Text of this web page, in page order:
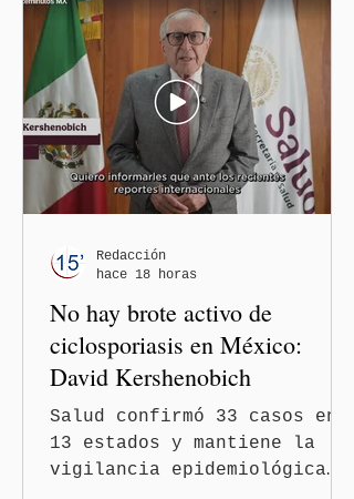
al considerar que los
comentarios que emitieron
en el podcast "DesCasadas"
contra las personas adultas
mayores no pueden
justificarse como una
simple opinión o una broma.
No hay brote activo de
ciclosporiasis en México:
David Kershenobich
Salud confirmó 33 casos en
13 estados y mantiene la
vigilancia epidemiológica
Redacción
hace 18 horas